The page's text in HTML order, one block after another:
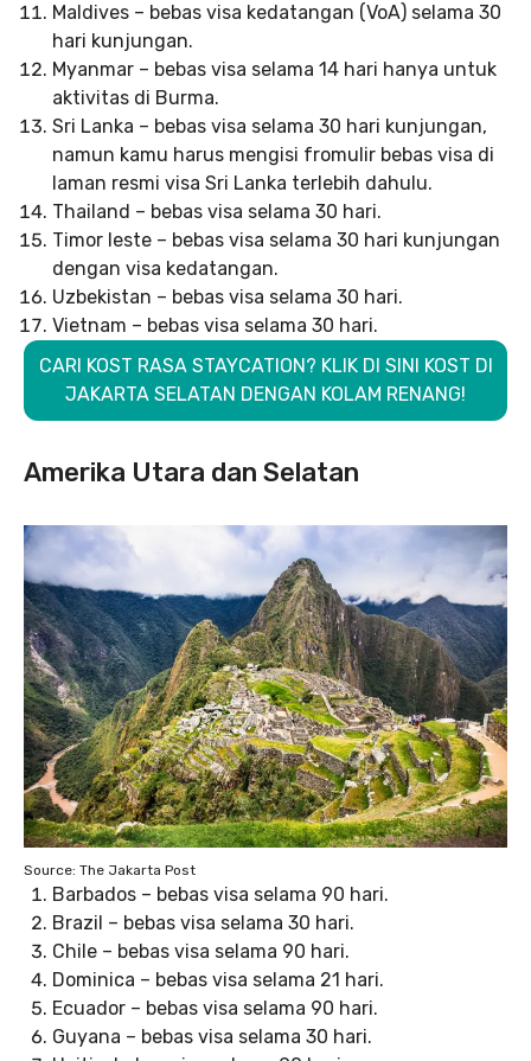
Maldives – bebas visa kedatangan (VoA) selama 30
hari kunjungan.
Myanmar – bebas visa selama 14 hari hanya untuk
aktivitas di Burma.
Sri Lanka – bebas visa selama 30 hari kunjungan,
namun kamu harus mengisi fromulir bebas visa di
laman resmi visa Sri Lanka terlebih dahulu.
Thailand – bebas visa selama 30 hari.
Timor leste – bebas visa selama 30 hari kunjungan
dengan visa kedatangan.
Uzbekistan – bebas visa selama 30 hari.
Vietnam – bebas visa selama 30 hari.
CARI KOST RASA STAYCATION? KLIK DI SINI KOST DI
JAKARTA SELATAN DENGAN KOLAM RENANG!
Amerika Utara dan Selatan
Source: The Jakarta Post
Barbados – bebas visa selama 90 hari.
Brazil – bebas visa selama 30 hari.
Chile – bebas visa selama 90 hari.
Dominica – bebas visa selama 21 hari.
Ecuador – bebas visa selama 90 hari.
Guyana – bebas visa selama 30 hari.